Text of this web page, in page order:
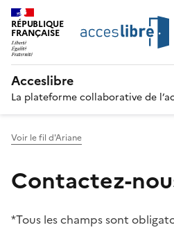
RÉPUBLIQUE
FRANÇAISE
Acceslibre
La plateforme collaborative de
Voir le fil d'Ariane
Contactez-
*Tous les champs sont